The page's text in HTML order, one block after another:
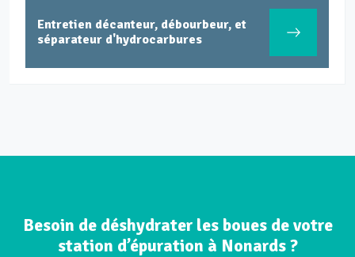
Dépollution réseaux et ouvrages
hydrocarbures ADR
Besoin de déshydrater les boues de votre
station d’épuration à Nonards ?